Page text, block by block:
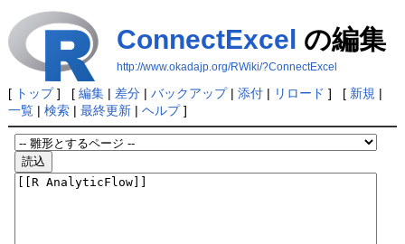
ConnectExcel の編集
http://www.okadajp.org/RWiki/?ConnectExcel
[ トップ] [ 編集| 差分| バックアップ| 添付| リロード ] [ 新規 |
一覧| 検索| 最終更新| ヘルプ]